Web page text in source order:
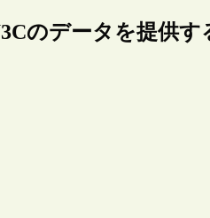
のデータを提供す